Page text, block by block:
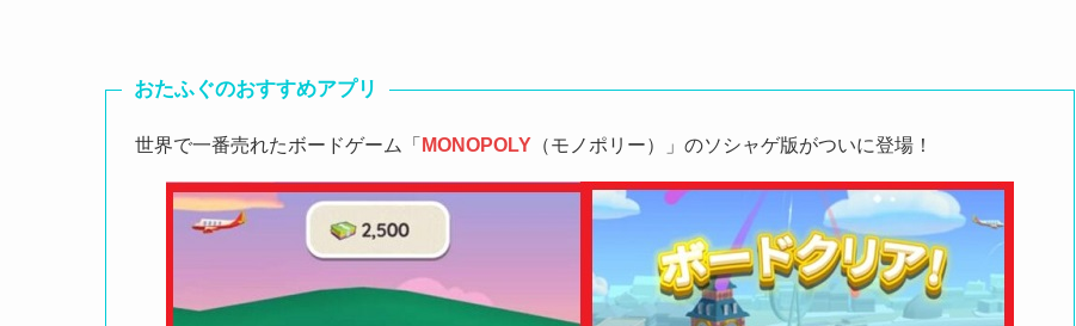
おたふぐのおすすめアプリ
世界で一番売れたボードゲーム「 MONOPOLY （モノポリー）」のソシャゲ版がついに登場！